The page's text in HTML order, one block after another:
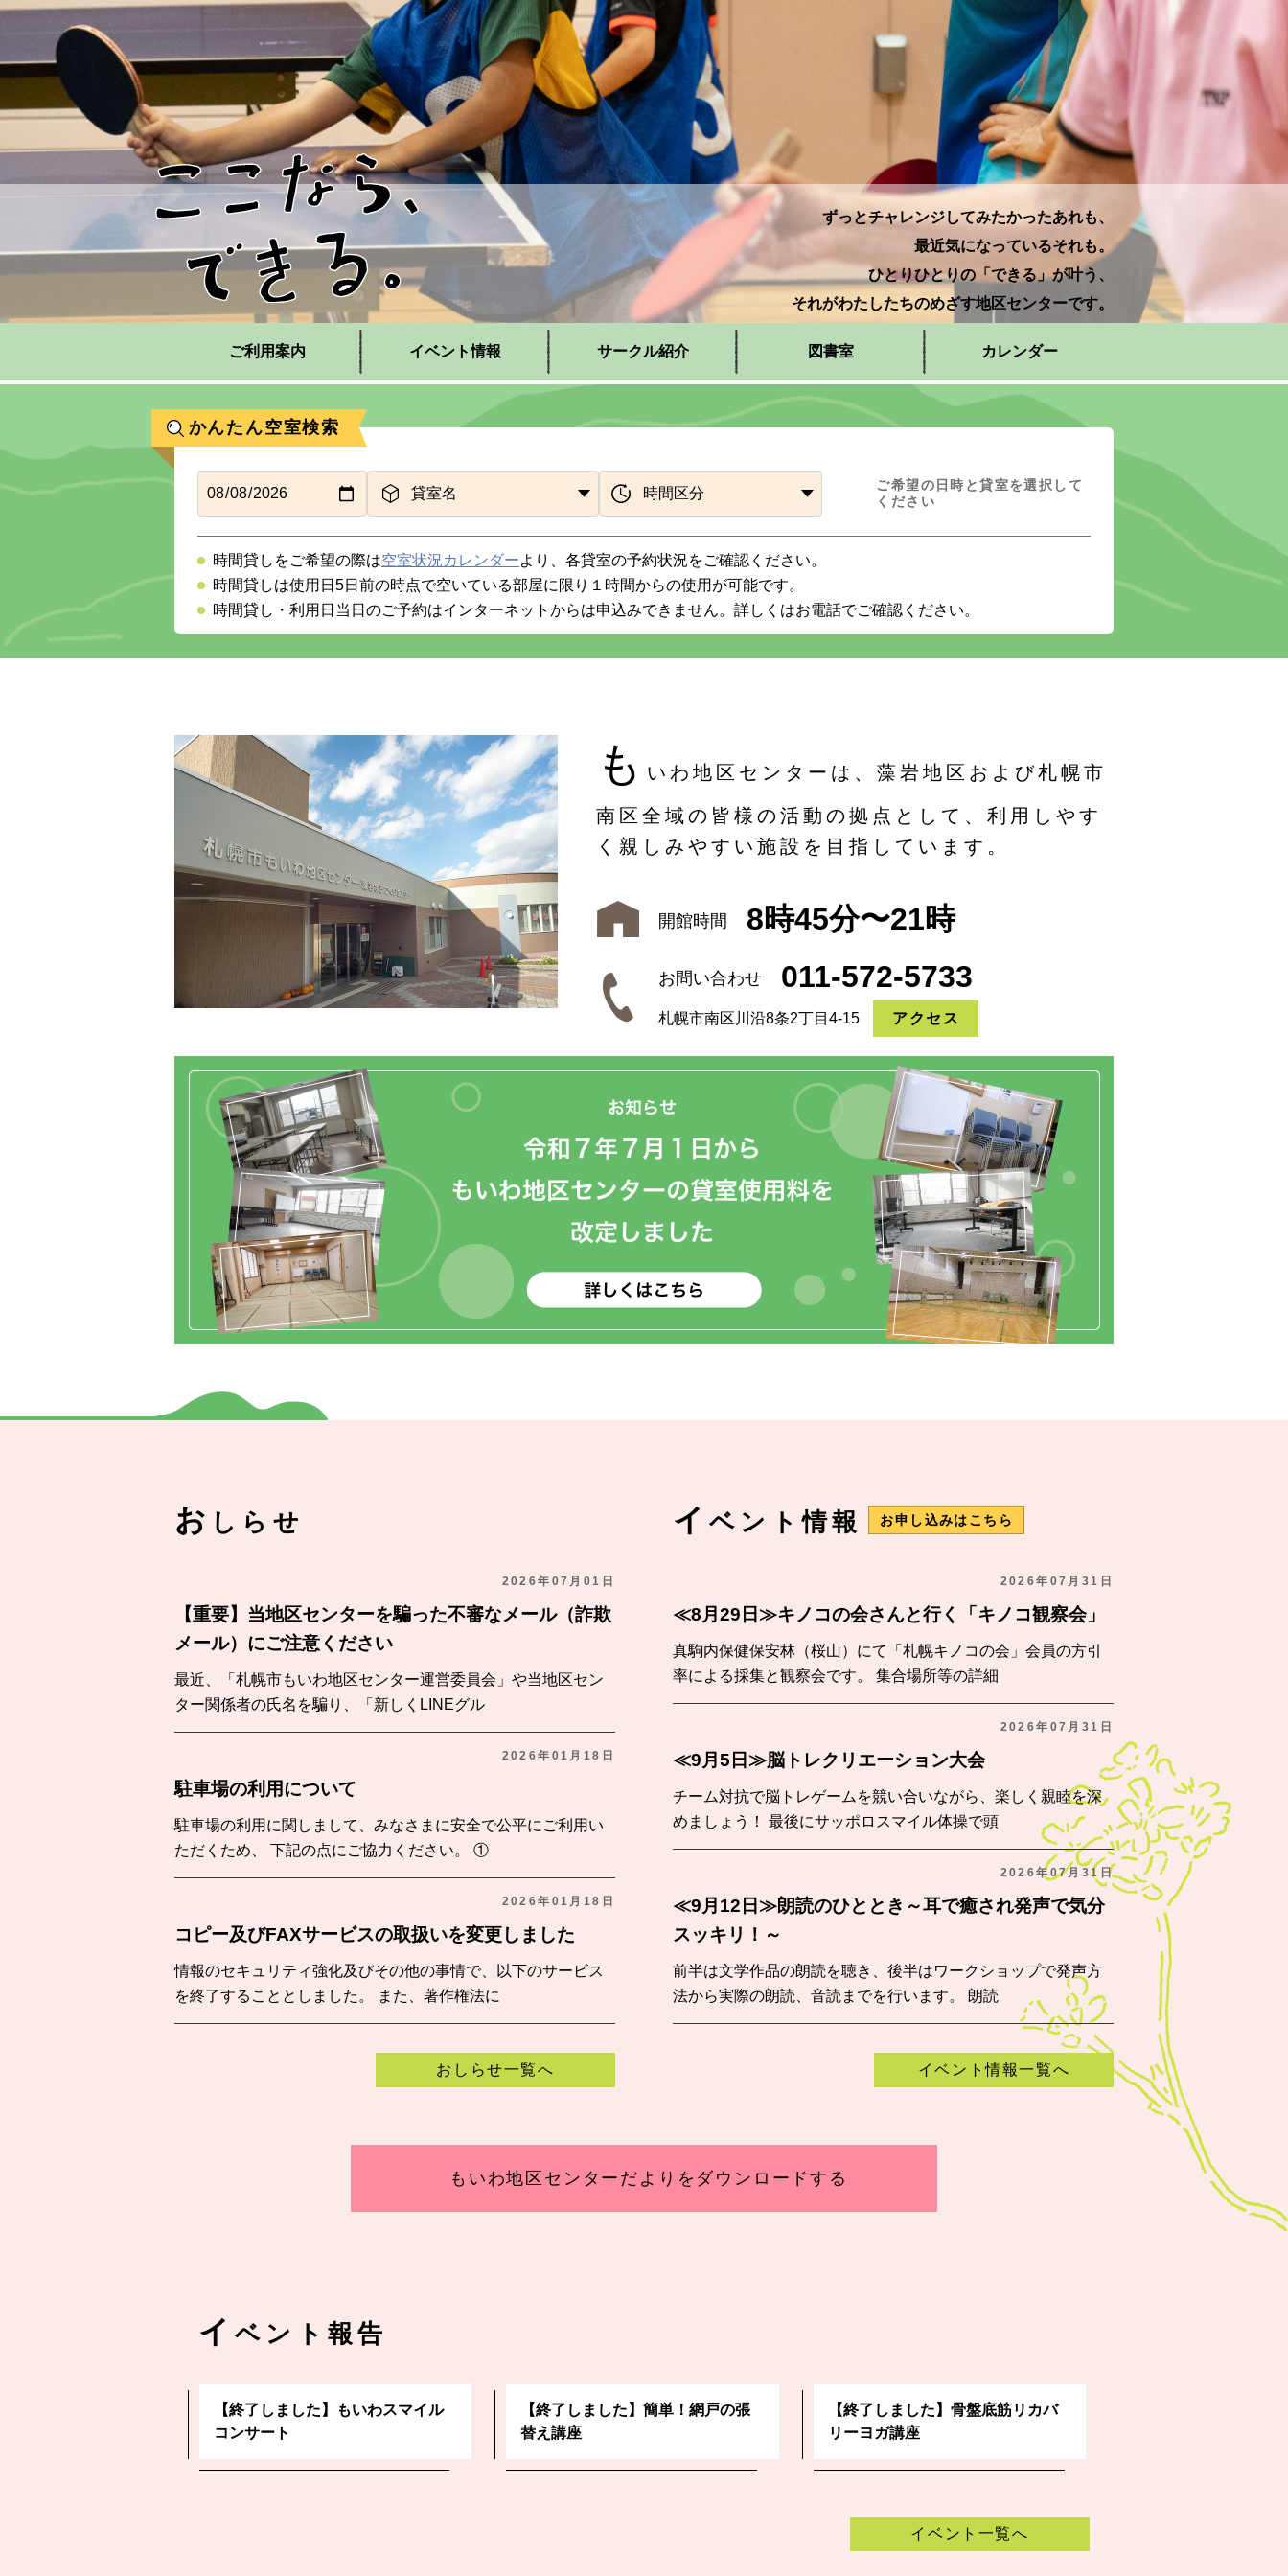
ご利用案内 イベント情報 サークル紹介 図書室 カレンダー
ずっとチャレンジしてみたかったあれも、
最近気になっているそれも。
ひとりひとりの「できる」が叶う、
それがわたしたちのめざす地区センターです。
かんたん空室検索
ご希望の日時と貸室を選択して
ください
時間貸しをご希望の際は空室状況カレンダーより、各貸室の予約状況をご確認ください。
時間貸しは使用日5日前の時点で空いている部屋に限り１時間からの使用が可能です。
時間貸し・利用日当日のご予約はインターネットからは申込みできません。詳しくはお電話でご確認ください。
も いわ地区センターは、藻岩地区および札幌市
南区全域の皆様の活動の拠点として、利用しやす
く親しみやすい施設を目指しています。
開館時間 8時45分〜21時
お問い合わせ 011-572-5733
札幌市南区川沿8条2丁目4-15 アクセス
お しらせ
2026年07月01日
【重要】当地区センターを騙った不審なメール（詐欺
メール）にご注意ください
最近、「札幌市もいわ地区センター運営委員会」や当地区セン
ター関係者の氏名を騙り、「新しくLINEグル
2026年01月18日
駐車場の利用について
駐車場の利用に関しまして、みなさまに安全で公平にご利用い
ただくため、 下記の点にご協力ください。 ①
2026年01月18日
コピー及びFAXサービスの取扱いを変更しました
情報のセキュリティ強化及びその他の事情で、以下のサービス
を終了することとしました。 また、著作権法に
おしらせ一覧へ
イベント情報 お申し込みはこちら
2026年07月31日
≪8月29日≫キノコの会さんと行く「キノコ観察会」
真駒内保健保安林（桜山）にて「札幌キノコの会」会員の方引
率による採集と観察会です。 集合場所等の詳細
2026年07月31日
≪9月5日≫脳トレクリエーション大会
チーム対抗で脳トレゲームを競い合いながら、楽しく親睦を深
めましょう！ 最後にサッポロスマイル体操で頭
2026年07月31日
≪9月12日≫朗読のひととき～耳で癒され発声で気分
スッキリ！～
前半は文学作品の朗読を聴き、後半はワークショップで発声方
法から実際の朗読、音読までを行います。 朗読
イベント情報一覧へ
もいわ地区センターだよりをダウンロードする
イベント報告
【終了しました】もいわスマイル
コンサート
【終了しました】簡単！網戸の張
替え講座
【終了しました】骨盤底筋リカバ
リーヨガ講座
イベント一覧へ